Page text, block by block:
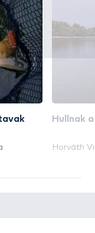
Hullnak
Horváth